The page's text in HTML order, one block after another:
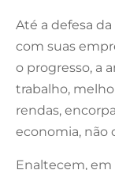
Até a defesa
com suas
o progresso, a
trabalho,
rendas,
economia, não
Enaltecem, em